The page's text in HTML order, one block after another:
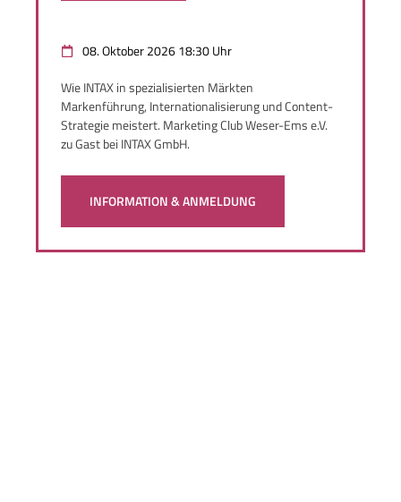
08. Oktober 2026 18:30 Uhr
Wie INTAX in spezialisierten Märkten
Markenführung, Internationalisierung und Content-
Strategie meistert. Marketing Club Weser-Ems e.V.
zu Gast bei INTAX GmbH.
INFORMATION & ANMELDUNG